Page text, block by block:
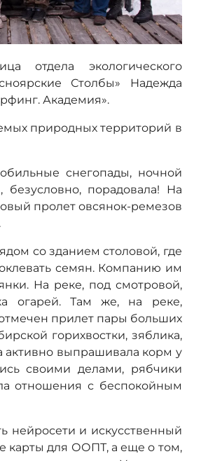
отдела экологического
Столбы» Надежда
Академия».
природных территорий в
снегопады, ночной
порадовала! На
пролет овсянок-ремезов
со зданием столовой, где
семян. Компанию им
На реке, под смотровой,
огарей. Там же, на реке,
прилет пары больших
горихвостки, зяблика,
активно выпрашивала корм у
своими делами, рябчики
отношения с беспокойным
нейросети и искусственный
карты для ООПТ, а еще о том,